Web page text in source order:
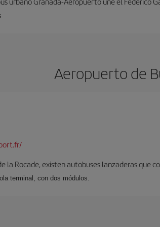
Aeropuerto de
la Rocade, existen autobuses lanzaderas
terminal, con dos módulos.